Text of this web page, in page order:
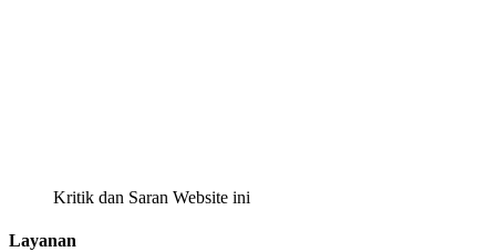
Kritik dan Saran Website ini
Layanan